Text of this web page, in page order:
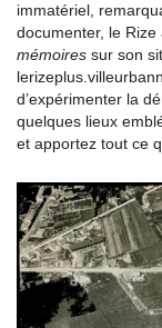
immatériel,
documenter, le
mémoires sur son
d’expérimenter la
quelques lieux
et apportez tout ce